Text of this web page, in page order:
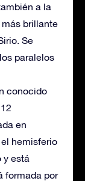
a la
brillante
Se
paralelos
conocido
en
hemisferio
y está
formada por